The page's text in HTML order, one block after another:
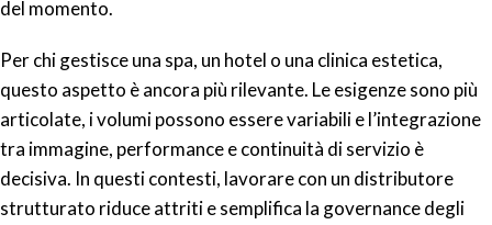
del momento.
Per chi gestisce una spa, un hotel o una clinica estetica,
questo aspetto è ancora più rilevante. Le esigenze sono più
articolate, i volumi possono essere variabili e l’integrazione
tra immagine, performance e continuità di servizio è
decisiva. In questi contesti, lavorare con un distributore
strutturato riduce attriti e semplifica la governance degli